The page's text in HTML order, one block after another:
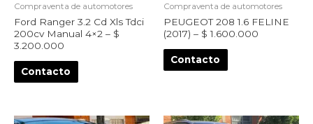
Compraventa de automotores
Ford Ranger 3.2 Cd Xls Tdci
200cv Manual 4×2 – $
3.200.000
Contacto
Compraventa de automotores
PEUGEOT 208 1.6 FELINE
(2017) – $ 1.600.000
Contacto